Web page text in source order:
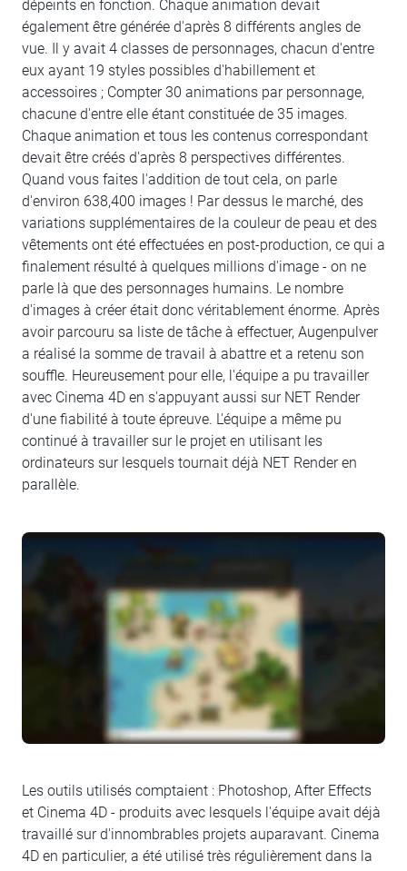
dépeints en fonction. Chaque animation devait
également être générée d'après 8 différents angles de
vue. Il y avait 4 classes de personnages, chacun d'entre
eux ayant 19 styles possibles d'habillement et
accessoires ; Compter 30 animations par personnage,
chacune d'entre elle étant constituée de 35 images.
Chaque animation et tous les contenus correspondant
devait être créés d'après 8 perspectives différentes.
Quand vous faites l'addition de tout cela, on parle
d'environ 638,400 images ! Par dessus le marché, des
variations supplémentaires de la couleur de peau et des
vêtements ont été effectuées en post-production, ce qui a
finalement résulté à quelques millions d'image - on ne
parle là que des personnages humains. Le nombre
d'images à créer était donc véritablement énorme. Après
avoir parcouru sa liste de tâche à effectuer, Augenpulver
a réalisé la somme de travail à abattre et a retenu son
souffle. Heureusement pour elle, l'équipe a pu travailler
avec Cinema 4D en s'appuyant aussi sur NET Render
d'une fiabilité à toute épreuve. L'équipe a même pu
continué à travailler sur le projet en utilisant les
ordinateurs sur lesquels tournait déjà NET Render en
parallèle.
Les outils utilisés comptaient : Photoshop, After Effects
et Cinema 4D - produits avec lesquels l'équipe avait déjà
travaillé sur d'innombrables projets auparavant. Cinema
4D en particulier, a été utilisé très régulièrement dans la